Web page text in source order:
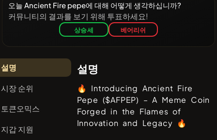
오늘 Ancient Fire pepe에 대해 어떻게 생각하십니까?
커뮤니티의 결과를 보기 위해 투표하세요!
상승세 베어리쉬
설명
시장 순위
토큰오믹스
지갑 지원
설명
🔥 Introducing Ancient Fire
Pepe ($AFPEP) – A Meme Coin
Forged in the Flames of
Innovation and Legacy 🔥